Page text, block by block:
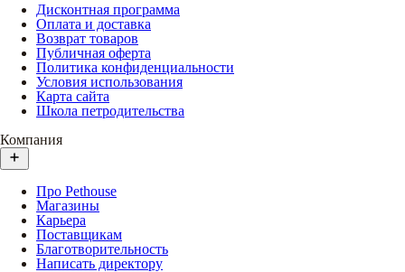
Дисконтная программа
Оплата и доставка
Возврат товаров
Публичная оферта
Политика конфиденциальности
Условия использования
Карта сайта
Школа петродительства
Компания
Про Pethouse
Магазины
Карьера
Поставщикам
Благотворительность
Написать директору